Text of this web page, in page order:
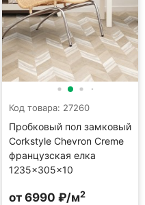
Код товара: 27260
Пробковый пол замковый
Corkstyle Chevron Creme
французская елка
1235×305×10
от 6990 ₽/м2